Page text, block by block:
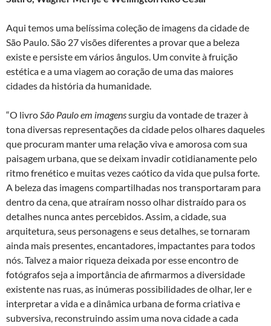
Aqui temos uma belíssima coleção de imagens da cidade de
São Paulo. São 27 visões diferentes a provar que a beleza
existe e persiste em vários ângulos. Um convite à fruição
estética e a uma viagem ao coração de uma das maiores
cidades da história da humanidade.
“O livroSão Paulo em imagenssurgiu da vontade de trazer à
tona diversas representações da cidade pelos olhares daqueles
que procuram manter uma relação viva e amorosa com sua
paisagem urbana, que se deixam invadir cotidianamente pelo
ritmo frenético e muitas vezes caótico da vida que pulsa forte.
A beleza das imagens compartilhadas nos transportaram para
dentro da cena, que atraíram nosso olhar distraído para os
detalhes nunca antes percebidos. Assim, a cidade, sua
arquitetura, seus personagens e seus detalhes, se tornaram
ainda mais presentes, encantadores, impactantes para todos
nós. Talvez a maior riqueza deixada por esse encontro de
fotógrafos seja a importância de afirmarmos a diversidade
existente nas ruas, as inúmeras possibilidades de olhar, ler e
interpretar a vida e a dinâmica urbana de forma criativa e
subversiva, reconstruindo assim uma nova cidade a cada